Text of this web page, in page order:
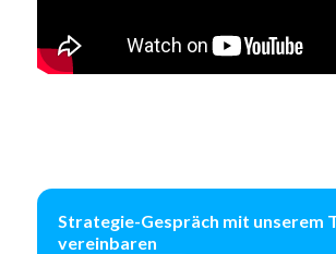
Strategie-Gespräch mit unserem
vereinbaren